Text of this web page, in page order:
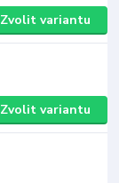
Zvolit variantu
Zvolit variantu